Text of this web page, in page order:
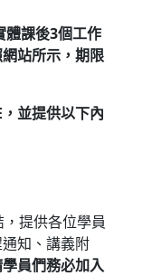
體課後3個工作
站所示，期限
並提供以下內
提供各位學員
知、講義附
員們務必加入